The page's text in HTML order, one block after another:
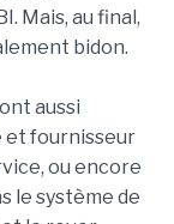
Mais, au final,
bidon.
aussi
et fournisseur
ou encore
le système de